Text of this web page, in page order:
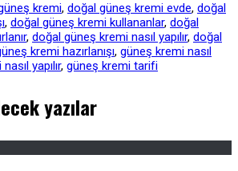
kremi, doğal güneş kremi evde, doğal
, doğal güneş kremi kullananlar, doğal
, doğal güneş kremi nasıl yapılır, doğal
kremi hazırlanışı, güneş kremi nasıl
yapılır, güneş kremi tarifi
yazılar